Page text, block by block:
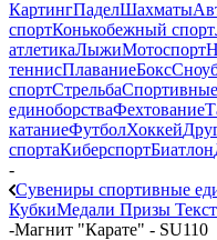
КартингПаделШахматы
спортКонькобежный спорт
атлетикаЛыжиМотоспорт
теннисПлаваниеБокс
спортСтрельбаСпортивные
единоборстваФехтование
катаниеФутболХоккей
спортаКиберспортБиатлон
-
Сувениры спортивные
КубкиМедали Призы
-Магнит "Карате" - SU110